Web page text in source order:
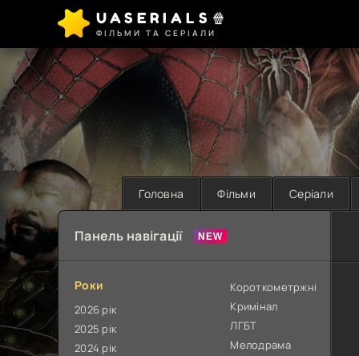
UASERIALS🍿
ФІЛЬМИ ТА СЕРІАЛИ
Головна Фільми Серіали
Панель навігації
Роки
2026 рік
2025 рік
2024 рік
Короткометржні
Кримінал
ЛГБТ
Мелодрама